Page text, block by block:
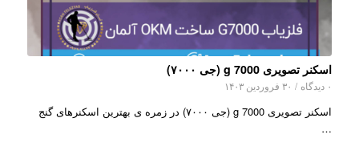
اسکنر تصویری g 7000 (جی ۷۰۰۰)
۰ دیدگاه / ۳۰ فروردین ۱۴۰۳
اسکنر تصویری g 7000 (جی ۷۰۰۰) در زمره ی بهترین اسکنرهای گنج
…